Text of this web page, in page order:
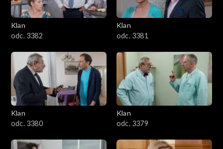
1301–1400
1201–1300
1101–1200
1001–1100
901–1000
801–900
Klan
odc. 3382
Klan
odc. 3381
Klan
odc. 3380
Klan
odc. 3379